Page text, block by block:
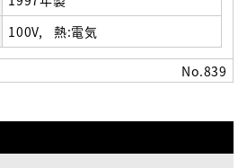
100V 熱:電気
No.839